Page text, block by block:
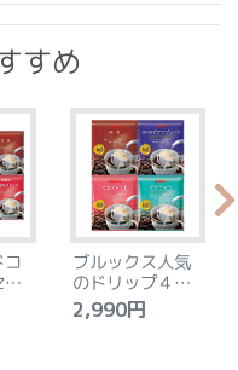
すめ
コ
ブルックス人気
のドリップ４種
セット
2,990円